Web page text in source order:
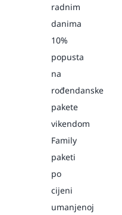
radnim
danima
10%
popusta
na
rođendanske
pakete
vikendom
Family
paketi
po
cijeni
umanjenoj